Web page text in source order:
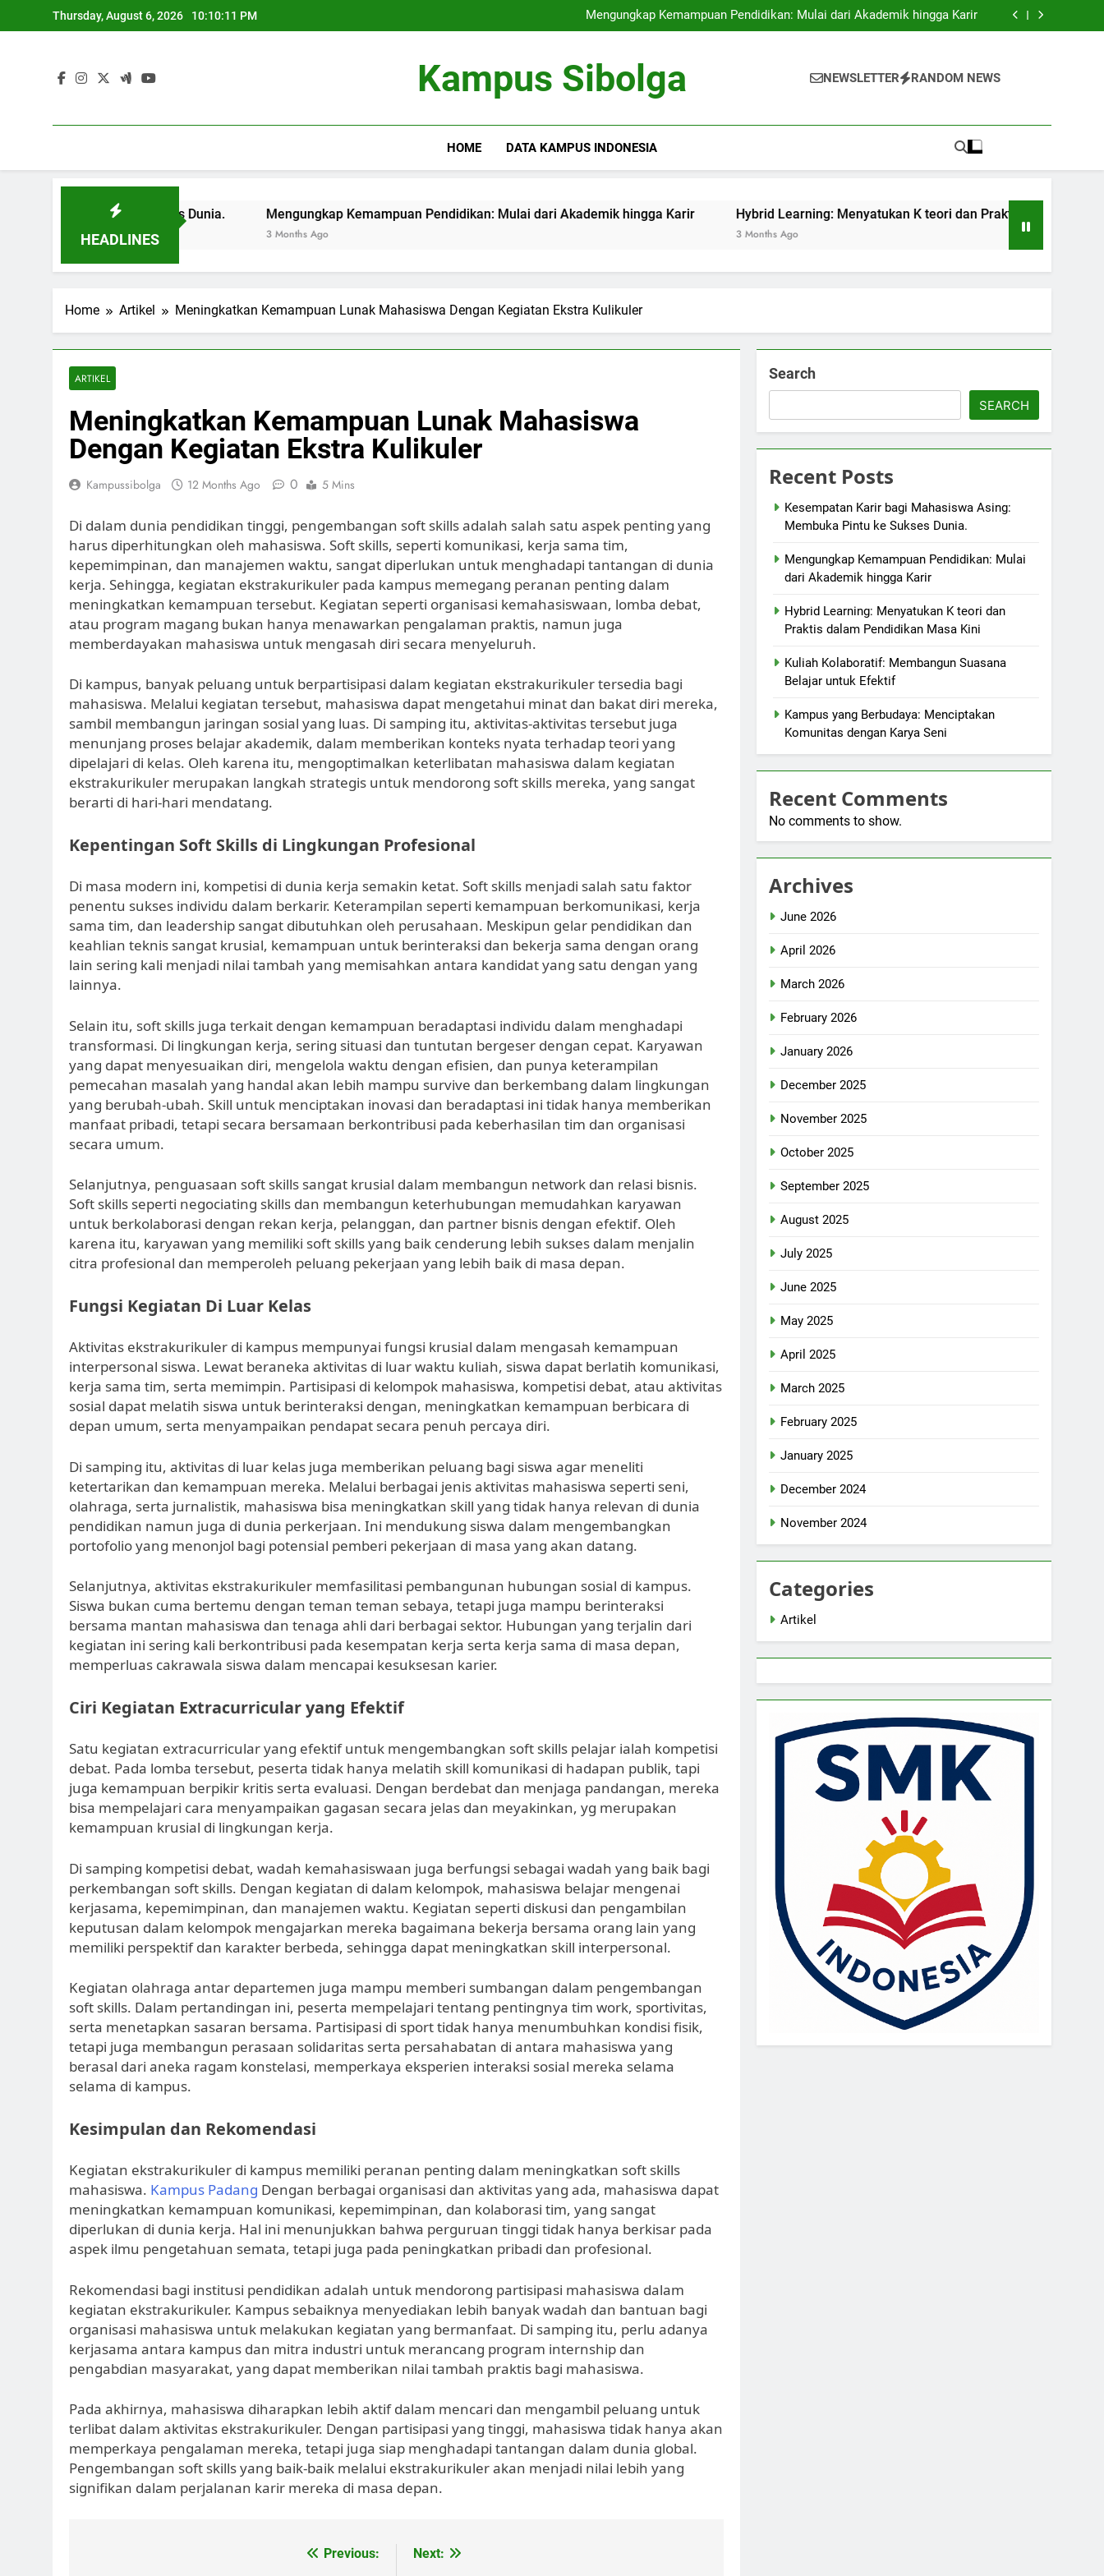
to
Thursday, August 6, 2026 10:10:12 PM
Mengungkap Kemampuan Pendidikan: Mulai dari Akademik hingga Karir
Hybrid Learning: Menyatukan K teori dan Praktis dalam Pendidikan Masa
Mengungkap Kemampuan Pendidikan: Mulai dari Akademik hingga Karir
Hybrid Learning: Menyatukan K teori dan Praktis dalam Pendidikan Masa
Kampus Sibolga NEWSLETTER RANDOM NEWS
HOME DATA KAMPUS INDONESIA
HEADLINES
Pintu ke Sukses Dunia. Mengungkap Kemampuan Pendidikan: Mulai dari Akademik hingga Karir Hybrid Learning: Menyatukan K teori dan Praktis dalam Pendidikan Masa
Home Artikel Meningkatkan Kemampuan Lunak Mahasiswa Dengan Kegiatan Ekstra Kulikuler
ARTIKEL
Meningkatkan Kemampuan Lunak Mahasiswa
Dengan Kegiatan Ekstra Kulikuler
Kampussibolga 12 Months Ago 0 5 Mins
Di dalam dunia pendidikan tinggi, pengembangan soft skills adalah salah satu aspek penting yang
harus diperhitungkan oleh mahasiswa. Soft skills, seperti komunikasi, kerja sama tim,
kepemimpinan, dan manajemen waktu, sangat diperlukan untuk menghadapi tantangan di dunia
kerja. Sehingga, kegiatan ekstrakurikuler pada kampus memegang peranan penting dalam
meningkatkan kemampuan tersebut. Kegiatan seperti organisasi kemahasiswaan, lomba debat,
atau program magang bukan hanya menawarkan pengalaman praktis, namun juga
memberdayakan mahasiswa untuk mengasah diri secara menyeluruh.
Di kampus, banyak peluang untuk berpartisipasi dalam kegiatan ekstrakurikuler tersedia bagi
mahasiswa. Melalui kegiatan tersebut, mahasiswa dapat mengetahui minat dan bakat diri mereka,
sambil membangun jaringan sosial yang luas. Di samping itu, aktivitas-aktivitas tersebut juga
menunjang proses belajar akademik, dalam memberikan konteks nyata terhadap teori yang
dipelajari di kelas. Oleh karena itu, mengoptimalkan keterlibatan mahasiswa dalam kegiatan
ekstrakurikuler merupakan langkah strategis untuk mendorong soft skills mereka, yang sangat
berarti di hari-hari mendatang.
Kepentingan Soft Skills di Lingkungan Profesional
Di masa modern ini, kompetisi di dunia kerja semakin ketat. Soft skills menjadi salah satu faktor
penentu sukses individu dalam berkarir. Keterampilan seperti kemampuan berkomunikasi, kerja
sama tim, dan leadership sangat dibutuhkan oleh perusahaan. Meskipun gelar pendidikan dan
keahlian teknis sangat krusial, kemampuan untuk berinteraksi dan bekerja sama dengan orang
lain sering kali menjadi nilai tambah yang memisahkan antara kandidat yang satu dengan yang
lainnya.
Selain itu, soft skills juga terkait dengan kemampuan beradaptasi individu dalam menghadapi
transformasi. Di lingkungan kerja, sering situasi dan tuntutan bergeser dengan cepat. Karyawan
yang dapat menyesuaikan diri, mengelola waktu dengan efisien, dan punya keterampilan
pemecahan masalah yang handal akan lebih mampu survive dan berkembang dalam lingkungan
yang berubah-ubah. Skill untuk menciptakan inovasi dan beradaptasi ini tidak hanya memberikan
manfaat pribadi, tetapi secara bersamaan berkontribusi pada keberhasilan tim dan organisasi
secara umum.
Selanjutnya, penguasaan soft skills sangat krusial dalam membangun network dan relasi bisnis.
Soft skills seperti negociating skills dan membangun keterhubungan memudahkan karyawan
untuk berkolaborasi dengan rekan kerja, pelanggan, dan partner bisnis dengan efektif. Oleh
karena itu, karyawan yang memiliki soft skills yang baik cenderung lebih sukses dalam menjalin
citra profesional dan memperoleh peluang pekerjaan yang lebih baik di masa depan.
Fungsi Kegiatan Di Luar Kelas
Aktivitas ekstrakurikuler di kampus mempunyai fungsi krusial dalam mengasah kemampuan
interpersonal siswa. Lewat beraneka aktivitas di luar waktu kuliah, siswa dapat berlatih komunikasi,
kerja sama tim, serta memimpin. Partisipasi di kelompok mahasiswa, kompetisi debat, atau aktivitas
sosial dapat melatih siswa untuk berinteraksi dengan, meningkatkan kemampuan berbicara di
depan umum, serta menyampaikan pendapat secara penuh percaya diri.
Di samping itu, aktivitas di luar kelas juga memberikan peluang bagi siswa agar meneliti
ketertarikan dan kemampuan mereka. Melalui berbagai jenis aktivitas mahasiswa seperti seni,
olahraga, serta jurnalistik, mahasiswa bisa meningkatkan skill yang tidak hanya relevan di dunia
pendidikan namun juga di dunia perkerjaan. Ini mendukung siswa dalam mengembangkan
portofolio yang menonjol bagi potensial pemberi pekerjaan di masa yang akan datang.
Selanjutnya, aktivitas ekstrakurikuler memfasilitasi pembangunan hubungan sosial di kampus.
Siswa bukan cuma bertemu dengan teman teman sebaya, tetapi juga mampu berinteraksi
bersama mantan mahasiswa dan tenaga ahli dari berbagai sektor. Hubungan yang terjalin dari
kegiatan ini sering kali berkontribusi pada kesempatan kerja serta kerja sama di masa depan,
memperluas cakrawala siswa dalam mencapai kesuksesan karier.
Ciri Kegiatan Extracurricular yang Efektif
Satu kegiatan extracurricular yang efektif untuk mengembangkan soft skills pelajar ialah kompetisi
debat. Pada lomba tersebut, peserta tidak hanya melatih skill komunikasi di hadapan publik, tapi
juga kemampuan berpikir kritis serta evaluasi. Dengan berdebat dan menjaga pandangan, mereka
bisa mempelajari cara menyampaikan gagasan secara jelas dan meyakinkan, yg merupakan
kemampuan krusial di lingkungan kerja.
Di samping kompetisi debat, wadah kemahasiswaan juga berfungsi sebagai wadah yang baik bagi
perkembangan soft skills. Dengan kegiatan di dalam kelompok, mahasiswa belajar mengenai
kerjasama, kepemimpinan, dan manajemen waktu. Kegiatan seperti diskusi dan pengambilan
keputusan dalam kelompok mengajarkan mereka bagaimana bekerja bersama orang lain yang
memiliki perspektif dan karakter berbeda, sehingga dapat meningkatkan skill interpersonal.
Kegiatan olahraga antar departemen juga mampu memberi sumbangan dalam pengembangan
soft skills. Dalam pertandingan ini, peserta mempelajari tentang pentingnya tim work, sportivitas,
serta menetapkan sasaran bersama. Partisipasi di sport tidak hanya menumbuhkan kondisi fisik,
tetapi juga membangun perasaan solidaritas serta persahabatan di antara mahasiswa yang
berasal dari aneka ragam konstelasi, memperkaya eksperien interaksi sosial mereka selama
selama di kampus.
Kesimpulan dan Rekomendasi
Kegiatan ekstrakurikuler di kampus memiliki peranan penting dalam meningkatkan soft skills
mahasiswa. Kampus Padang Dengan berbagai organisasi dan aktivitas yang ada, mahasiswa dapat
meningkatkan kemampuan komunikasi, kepemimpinan, dan kolaborasi tim, yang sangat
diperlukan di dunia kerja. Hal ini menunjukkan bahwa perguruan tinggi tidak hanya berkisar pada
aspek ilmu pengetahuan semata, tetapi juga pada peningkatkan pribadi dan profesional.
Rekomendasi bagi institusi pendidikan adalah untuk mendorong partisipasi mahasiswa dalam
kegiatan ekstrakurikuler. Kampus sebaiknya menyediakan lebih banyak wadah dan bantuan bagi
organisasi mahasiswa untuk melakukan kegiatan yang bermanfaat. Di samping itu, perlu adanya
kerjasama antara kampus dan mitra industri untuk merancang program internship dan
pengabdian masyarakat, yang dapat memberikan nilai tambah praktis bagi mahasiswa.
Pada akhirnya, mahasiswa diharapkan lebih aktif dalam mencari dan mengambil peluang untuk
terlibat dalam aktivitas ekstrakurikuler. Dengan partisipasi yang tinggi, mahasiswa tidak hanya akan
memperkaya pengalaman mereka, tetapi juga siap menghadapi tantangan dalam dunia global.
Pengembangan soft skills yang baik-baik melalui ekstrakurikuler akan menjadi nilai lebih yang
signifikan dalam perjalanan karir mereka di masa depan.
Previous:
Next:
Search
SEARCH
Recent Posts
Kesempatan Karir bagi Mahasiswa Asing:
Membuka Pintu ke Sukses Dunia.
Mengungkap Kemampuan Pendidikan: Mulai
dari Akademik hingga Karir
Hybrid Learning: Menyatukan K teori dan
Praktis dalam Pendidikan Masa Kini
Kuliah Kolaboratif: Membangun Suasana
Belajar untuk Efektif
Kampus yang Berbudaya: Menciptakan
Komunitas dengan Karya Seni
Recent Comments
No comments to show.
Archives
June 2026
April 2026
March 2026
February 2026
January 2026
December 2025
November 2025
October 2025
September 2025
August 2025
July 2025
June 2025
May 2025
April 2025
March 2025
February 2025
January 2025
December 2024
November 2024
Categories
Artikel